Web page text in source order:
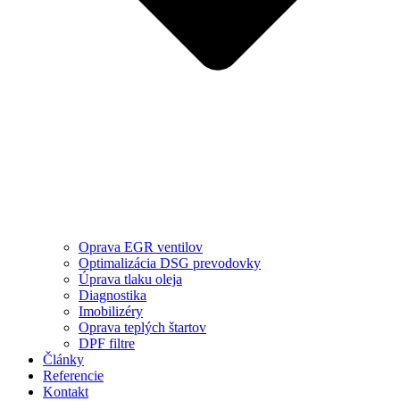
Oprava EGR ventilov
Optimalizácia DSG prevodovky
Úprava tlaku oleja
Diagnostika
Imobilizéry
Oprava teplých štartov
DPF filtre
Články
Referencie
Kontakt